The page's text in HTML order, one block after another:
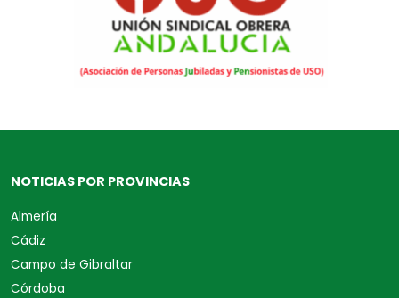
NOTICIAS POR PROVINCIAS
Almería
Cádiz
Campo de Gibraltar
Córdoba